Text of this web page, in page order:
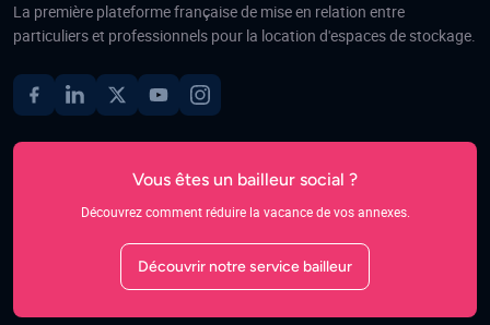
La première plateforme française de mise en relation entre
particuliers et professionnels pour la location d'espaces de stockage.
Vous êtes un bailleur social ?
Découvrez comment réduire la vacance de vos annexes.
Découvrir notre service bailleur